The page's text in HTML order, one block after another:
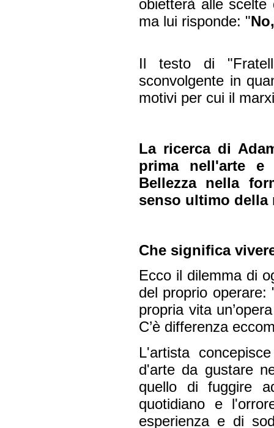
obietterà alle
ma lui risponde: "No,
Il testo di
sconvolgente in
motivi per cui il
La ricerca di
prima nell'arte
Bellezza nella
senso ultimo della
Che significa
Ecco il dilemma di
del proprio
propria vita
C’è differenza
L'artista
d'arte da gustare
quello di fuggire
quotidiano e
esperienza e di